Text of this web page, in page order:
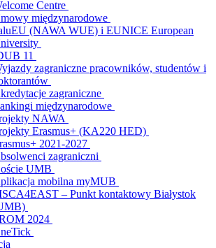
Centre
międzynarodowe
(NAWA WUE) i EUNICE European
11
zagraniczne pracowników, studentów i
zagraniczne
międzynarodowe
NAWA
Erasmus+ (KA220 HED)
2021-2027
zagraniczni
UMB
mobilna myMUB
– Punkt kontaktowy Białystok
2024